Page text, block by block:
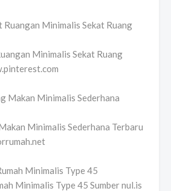
Minimalis Sekat Ruang
Minimalis Sederhana Terbaru
Minimalis Type 45 Sumber nul.is